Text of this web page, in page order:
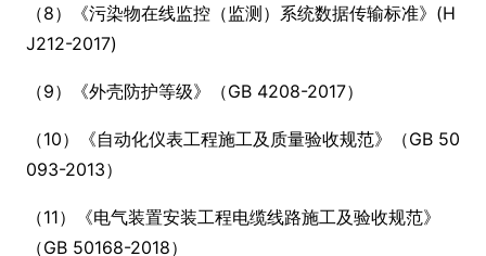
（8）《污染物在线监控（监测）系统数据传输标准》(H
J212-2017)
（9）《外壳防护等级》（GB 4208-2017）
（10）《自动化仪表工程施工及质量验收规范》（GB 50
093-2013）
（11）《电气装置安装工程电缆线路施工及验收规范》
（GB 50168-2018）